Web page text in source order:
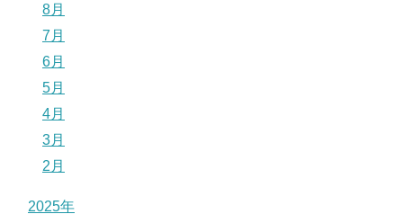
8月
7月
6月
5月
4月
3月
2月
2025年